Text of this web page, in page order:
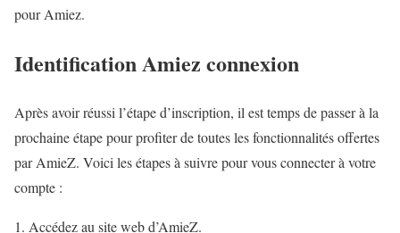
pour Amiez.
Identification Amiez connexion
Après avoir réussi l’étape d’inscription, il est temps de passer à la
prochaine étape pour profiter de toutes les fonctionnalités offertes
par AmieZ. Voici les étapes à suivre pour vous connecter à votre
compte :
Accédez au site web d’AmieZ.